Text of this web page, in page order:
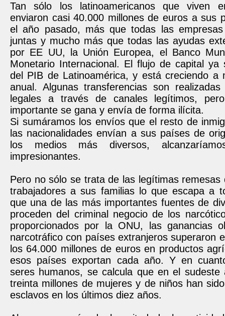
Tan sólo los latinoamericanos que viven
enviaron casi 40.000 millones de euros a sus
el año pasado, más que todas las empresas
juntas y mucho más que todas las ayudas
por EE UU, la Unión Europea, el Banco
Monetario Internacional. El flujo de capital ya
del PIB de Latinoamérica, y está creciendo a
anual. Algunas transferencias son
legales a través de canales legítimos,
importante se gana y envía de forma ilícita.
Si sumáramos los envíos que el resto de
las nacionalidades envían a sus países de
los medios más diversos,
impresionantes.
Pero no sólo se trata de las legítimas remesas
trabajadores a sus familias lo que escapa a
que una de las más importantes fuentes de
proceden del criminal negocio de los
proporcionados por la ONU, las ganancias
narcotráfico con países extranjeros superaron
los 64.000 millones de euros en productos
esos países exportan cada año. Y en
seres humanos, se calcula que en el sudeste
treinta millones de mujeres y de niños han
esclavos en los últimos diez años.